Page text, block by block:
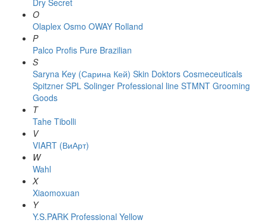
Dry Secret
O
Olaplex Osmo OWAY Rolland
P
Palco Profis Pure Brazilian
S
Saryna Key (Сарина Кей) Skin Doktors Cosmeceuticals
Spitzner SPL Solinger Professional line STMNT Grooming
Goods
T
Tahe Tibolli
V
VIART (ВиАрт)
W
Wahl
X
Xiaomoxuan
Y
Y.S.PARK Professional Yellow